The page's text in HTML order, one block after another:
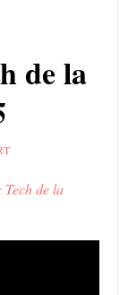
de la
Tech de la